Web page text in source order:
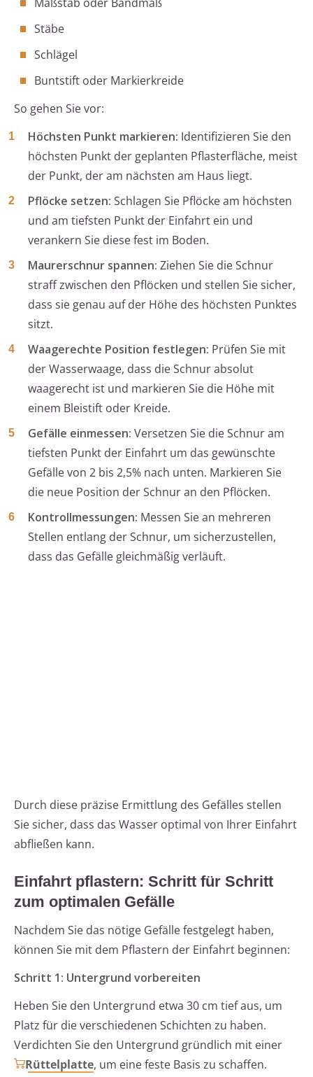
Stäbe
Schlägel
Buntstift oder Markierkreide
So gehen Sie vor:
Höchsten Punkt markieren: Identifizieren Sie den
höchsten Punkt der geplanten Pflasterfläche, meist
der Punkt, der am nächsten am Haus liegt.
Pflöcke setzen: Schlagen Sie Pflöcke am höchsten
und am tiefsten Punkt der Einfahrt ein und
verankern Sie diese fest im Boden.
Maurerschnur spannen: Ziehen Sie die Schnur
straff zwischen den Pflöcken und stellen Sie sicher,
dass sie genau auf der Höhe des höchsten Punktes
sitzt.
Waagerechte Position festlegen: Prüfen Sie mit
der Wasserwaage, dass die Schnur absolut
waagerecht ist und markieren Sie die Höhe mit
einem Bleistift oder Kreide.
Gefälle einmessen: Versetzen Sie die Schnur am
tiefsten Punkt der Einfahrt um das gewünschte
Gefälle von 2 bis 2,5% nach unten. Markieren Sie
die neue Position der Schnur an den Pflöcken.
Kontrollmessungen: Messen Sie an mehreren
Stellen entlang der Schnur, um sicherzustellen,
dass das Gefälle gleichmäßig verläuft.
Durch diese präzise Ermittlung des Gefälles stellen
Sie sicher, dass das Wasser optimal von Ihrer Einfahrt
abfließen kann.
Einfahrt pflastern: Schritt für Schritt
zum optimalen Gefälle
Nachdem Sie das nötige Gefälle festgelegt haben,
können Sie mit dem Pflastern der Einfahrt beginnen:
Schritt 1: Untergrund vorbereiten
Heben Sie den Untergrund etwa 30 cm tief aus, um
Platz für die verschiedenen Schichten zu haben.
Verdichten Sie den Untergrund gründlich mit einer
Rüttelplatte, um eine feste Basis zu schaffen.